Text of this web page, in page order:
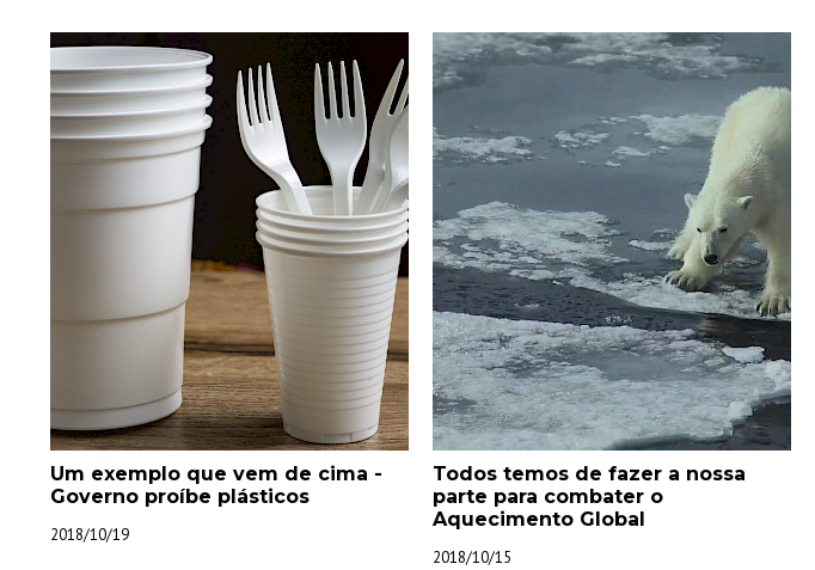
Um exemplo que vem de cima -
Governo proíbe plásticos
2018/10/19
Todos temos de fazer a nossa
parte para combater o
Aquecimento Global
2018/10/15